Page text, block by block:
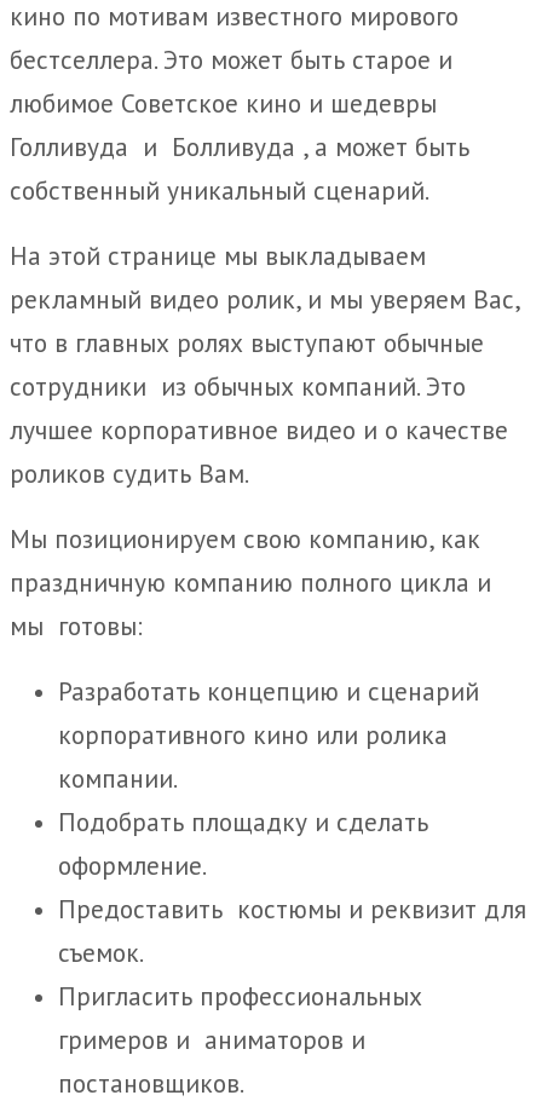
кино по мотивам известного мирового
бестселлера. Это может быть старое и
любимое Советское кино и шедевры
Голливуда и Болливуда , а может быть
собственный уникальный сценарий.
На этой странице мы выкладываем
рекламный видео ролик, и мы уверяем Вас,
что в главных ролях выступают обычные
сотрудники из обычных компаний. Это
лучшее корпоративное видео и о качестве
роликов судить Вам.
Мы позиционируем свою компанию, как
праздничную компанию полного цикла и
мы готовы:
Разработать концепцию и сценарий
корпоративного кино или ролика
компании.
Подобрать площадку и сделать
оформление.
Предоставить костюмы и реквизит для
съемок.
Пригласить профессиональных
гримеров и аниматоров и
постановщиков.